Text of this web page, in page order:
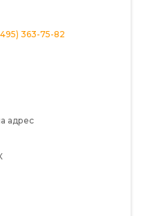
363-75-82
адрес